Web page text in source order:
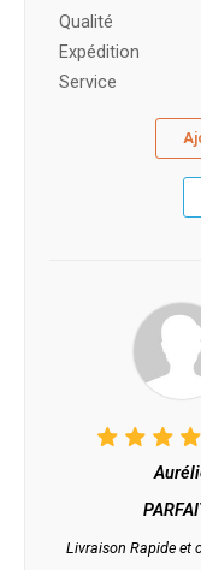
Qualité
Expédition
Service
Livraison Rapide et